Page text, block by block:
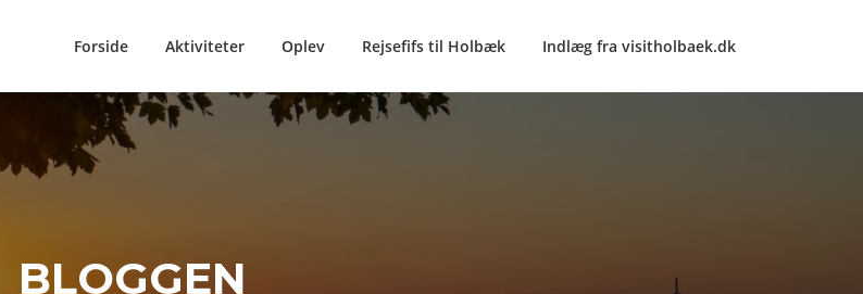
Forside Aktiviteter Oplev Rejsefifs til Holbæk Indlæg fra visitholbaek.dk
BLOGGEN